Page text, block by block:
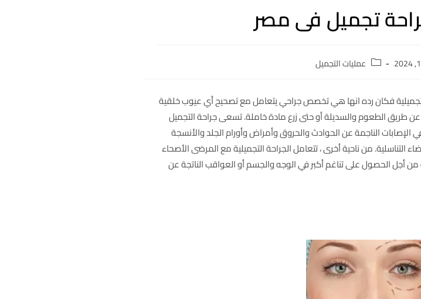
تجميل فى مصر
عمليات التجميل
فكان رده انها هي تخصص جراحي يتعامل مع تصحيح أي عيوب خلقية
عن طريق الطعوم والسديلة أو حتى زرع مادة خاملة. تسعى جراحة التجميل
الناجمة عن الحوادث والحروق وأمراض وأورام الجلد والأنسجة
التناسلية. من ناحية أخرى ، تتعامل الجراحة التجميلية مع المرضى الأصحاء
أجل الحصول على تناغم أكبر في الوجه والجسم أو العواقب الناتجة عن